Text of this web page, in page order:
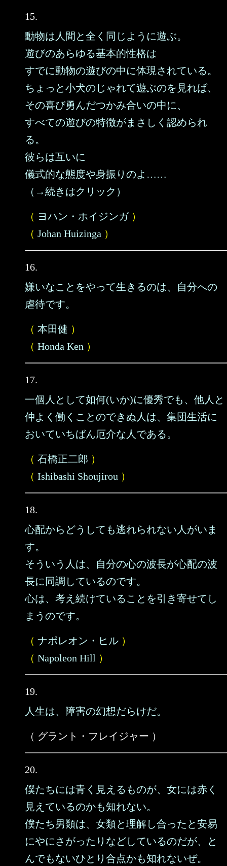
15.
動物は人間と全く同じように遊ぶ。
遊びのあらゆる基本的性格は
すでに動物の遊びの中に体現されている。
ちょっと小犬のじゃれて遊ぶのを見れば、
その喜び勇んだつかみ合いの中に、
すべての遊びの特徴がまさしく認められ
る。
彼らは互いに
儀式的な態度や身振りのよ……
（→続きはクリック）
（ ヨハン・ホイジンガ）
（ Johan Huizinga ）
16.
嫌いなことをやって生きるのは、自分への
虐待です。
（ 本田健 ）
（ Honda Ken ）
17.
一個人として如何(いか)に優秀でも、他人と
仲よく働くことのできぬ人は、集団生活に
おいていちばん厄介な人である。
（ 石橋正二郎 ）
（ Ishibashi Shoujirou ）
18.
心配からどうしても逃れられない人がいま
す。
そういう人は、自分の心の波長が心配の波
長に同調しているのです。
心は、考え続けていることを引き寄せてし
まうのです。
（ ナポレオン・ヒル ）
（ Napoleon Hill ）
19.
人生は、障害の幻想だらけだ。
（ グラント・フレイジャー ）
20.
僕たちには青く見えるものが、女には赤く
見えているのかも知れない。
僕たち男類は、女類と理解し合ったと安易
にやにさがったりなどしているのだが、と
んでもないひとり合点かも知れないぜ。